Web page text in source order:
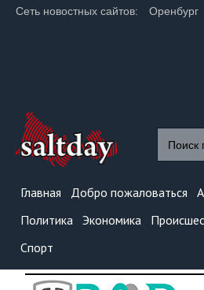
Сеть новостных сайтов: Оренбург
Главная Добро пожаловаться
Политика Экономика
Спорт